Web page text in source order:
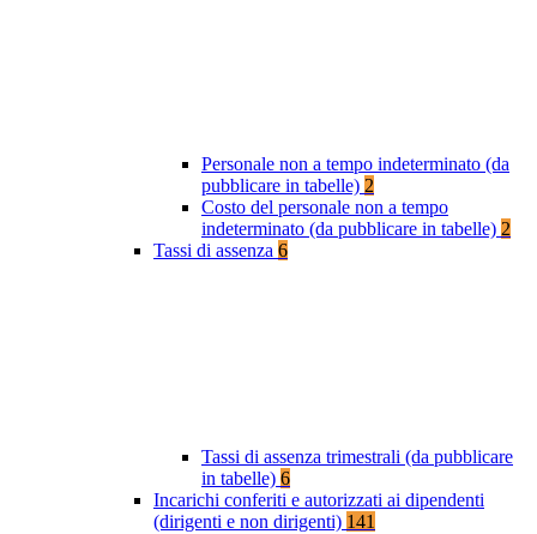
Personale non a tempo indeterminato (da
pubblicare in tabelle) 2
Costo del personale non a tempo
indeterminato (da pubblicare in tabelle) 2
Tassi di assenza 6
Tassi di assenza trimestrali (da pubblicare
in tabelle) 6
Incarichi conferiti e autorizzati ai dipendenti
(dirigenti e non dirigenti) 141